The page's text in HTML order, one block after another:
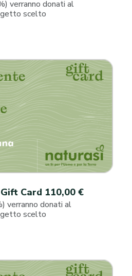
verranno donati al
scelto
Card 110,00 €
verranno donati al
scelto